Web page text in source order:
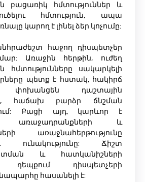
բացառիկ հմտություններ և
հմտություն, ապա
կարող է լինել ձեր կոչումը:
հաջող դիսպետչեր
Առաջին հերթին, ուժեղ
հմտությունները սակարկելի
պետք է հստակ, հակիրճ
փոխանցեն դաշտային
հաճախ բարձր ճնշման
Բացի այդ, կարևոր է
առաջադրանքների և
առաջնահերթությունը
ունակությունը: Ճիշտ
և հատկանիշների
դեպքում դիսպետչերի
հասանելի է: